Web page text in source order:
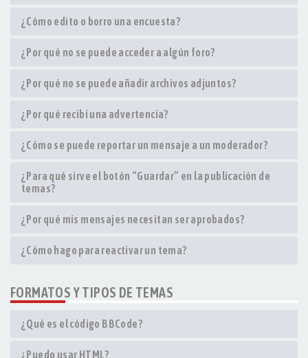
¿Cómo edito o borro una encuesta?
¿Por qué no se puede acceder a algún foro?
¿Por qué no se puede añadir archivos adjuntos?
¿Por qué recibí una advertencia?
¿Cómo se puede reportar un mensaje a un moderador?
¿Para qué sirve el botón “Guardar” en la publicación de
temas?
¿Por qué mis mensajes necesitan ser aprobados?
¿Cómo hago para reactivar un tema?
FORMATOS Y TIPOS DE TEMAS
¿Qué es el código BBCode?
¿Puedo usar HTML?